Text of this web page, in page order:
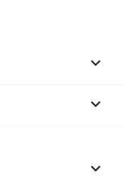


